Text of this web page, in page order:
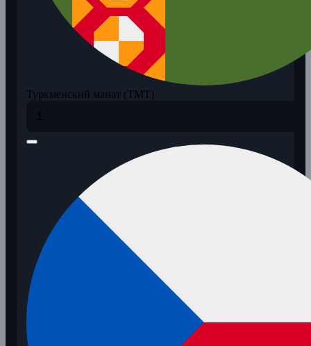
Туркменский манат (TMT)